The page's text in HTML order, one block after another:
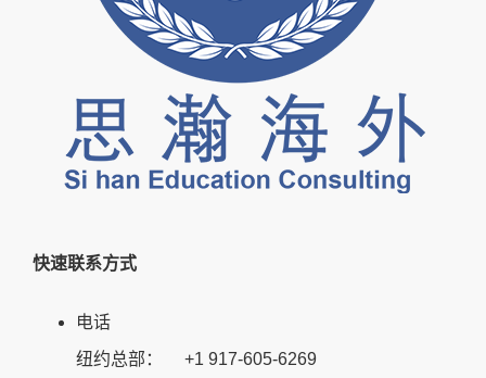
快速联系方式
电话
纽约总部： +1 917-605-6269